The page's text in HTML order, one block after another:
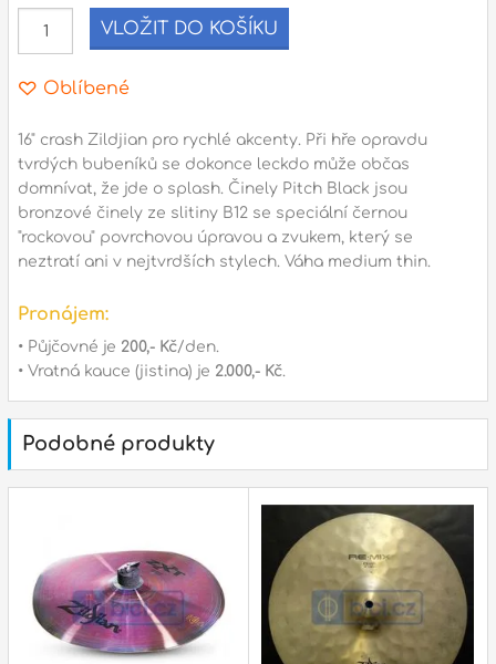
Adresa
Seifertova 69,
Praha 3 - 130 00 ( mapa)
gsm.: +420 777 888 408
gsm.: +420 777 888 088
tel.: +420 222 782 732
Otevírací doba
pondělí – pátek : 10:00 – 18:00
státní svátky : ZAVŘENO
VLOŽIT DO KOŠÍKU
Oblíbené
16" crash Zildjian pro rychlé akcenty. Při hře opravdu
tvrdých bubeníků se dokonce leckdo může občas
domnívat, že jde o splash. Činely Pitch Black jsou
bronzové činely ze slitiny B12 se speciální černou
"rockovou" povrchovou úpravou a zvukem, který se
neztratí ani v nejtvrdších stylech. Váha medium thin.
Pronájem:
• Půjčovné je 200,- Kč/den.
• Vratná kauce (jistina) je 2.000,- Kč.
Podobné produkty